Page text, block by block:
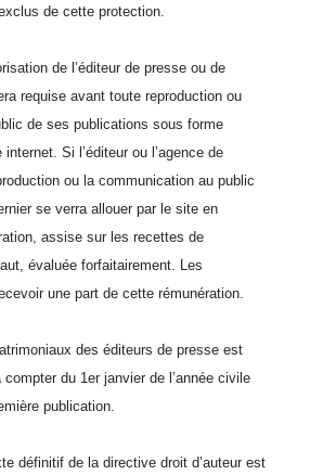
de cette protection.
de l’éditeur de presse ou de
requise avant toute reproduction ou
de ses publications sous forme
Si l’éditeur ou l’agence de
ou la communication au public
se verra allouer par le site en
assise sur les recettes de
évaluée forfaitairement. Les
une part de cette rémunération.
des éditeurs de presse est
du 1er janvier de l’année civile
publication.
définitif de la directive droit d’auteur est